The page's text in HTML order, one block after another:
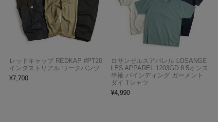
レッドキャップ REDKAP #PT20
インダストリアル ワークパンツ
¥7,700
ロサンゼルスアパレル LOSANGE
LES APPAREL 1203GD 8.5オンス
半袖 バインディング ガーメント
ダイ Tシャツ
¥4,990